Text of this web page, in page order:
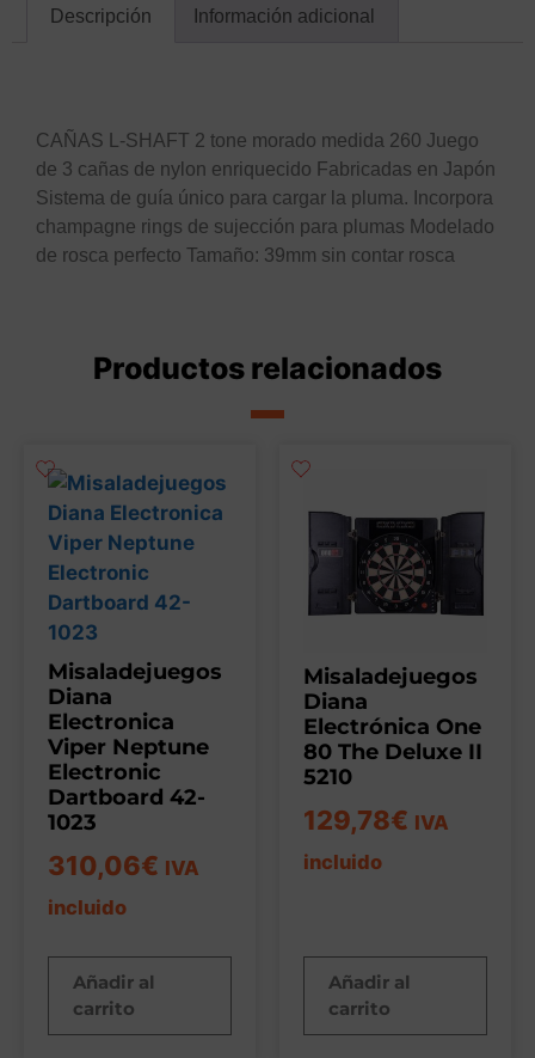
Descripción Información adicional
CAÑAS L-SHAFT 2 tone morado medida 260 Juego
de 3 cañas de nylon enriquecido Fabricadas en Japón
Sistema de guía único para cargar la pluma. Incorpora
champagne rings de sujección para plumas Modelado
de rosca perfecto Tamaño: 39mm sin contar rosca
Productos relacionados
Misaladejuegos
Diana
Electronica
Viper Neptune
Electronic
Dartboard 42-
1023
310,06€ IVA
incluido
Añadir al
carrito
Misaladejuegos
Diana
Electrónica One
80 The Deluxe II
5210
129,78€ IVA
incluido
Añadir al
carrito